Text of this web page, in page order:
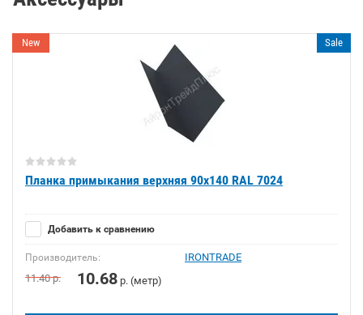
New Sale
Планка примыкания верхняя 90х140 RAL 7024
Добавить к сравнению
Производитель:
IRONTRADE
11.40р. 10.68 р. (метр)